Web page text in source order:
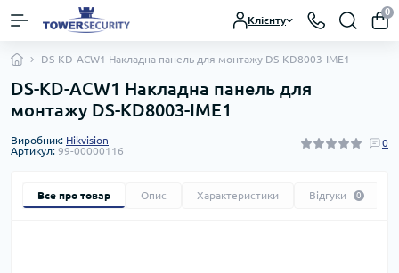
Клієнту
0
DS-KD-ACW1 Накладна панель для монтажу DS-KD8003-IME1
DS-KD-ACW1 Накладна панель для
монтажу DS-KD8003-IME1
Виробник: Hikvision
Артикул: 99-00000116
0
Все про товар Опис Характеристики Відгуки 0